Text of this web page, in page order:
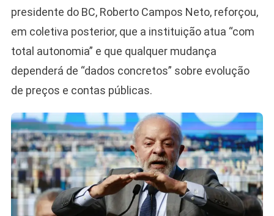
presidente do BC, Roberto Campos Neto, reforçou,
em coletiva posterior, que a instituição atua “com
total autonomia” e que qualquer mudança
dependerá de “dados concretos” sobre evolução
de preços e contas públicas.